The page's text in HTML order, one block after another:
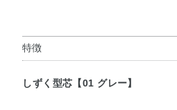
特徴
しずく型芯【01 グレー】